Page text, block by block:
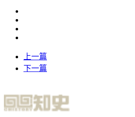
上一篇
下一篇